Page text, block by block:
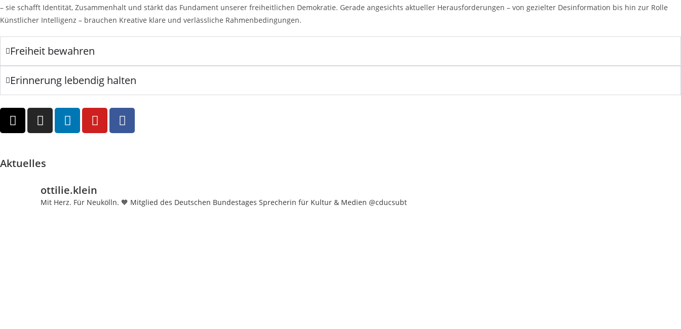
– sie schafft Identität, Zusammenhalt und stärkt das Fundament unserer freiheitlichen Demokratie. Gerade angesichts aktueller Herausforderungen – von gezielter Desinformation bis hin zur Rolle
Künstlicher Intelligenz – brauchen Kreative klare und verlässliche Rahmenbedingungen.
Freiheit bewahren
Erinnerung lebendig halten
Aktuelles
ottilie.klein
Mit Herz. Für Neukölln. 🧡 Mitglied des Deutschen Bundestages Sprecherin für Kultur & Medien @cducsubt